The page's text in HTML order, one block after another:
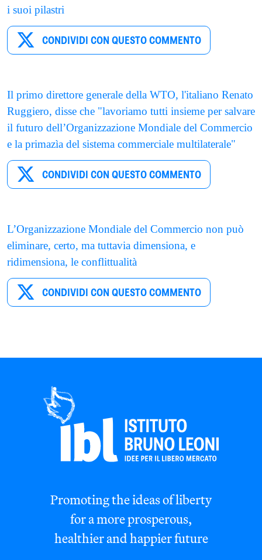
i suoi pilastri
CONDIVIDI CON QUESTO COMMENTO
Il primo direttore generale della WTO, l'italiano Renato
Ruggiero, disse che "lavoriamo tutti insieme per salvare
il futuro dell’Organizzazione Mondiale del Commercio
e la primazìa del sistema commerciale multilaterale"
CONDIVIDI CON QUESTO COMMENTO
L’Organizzazione Mondiale del Commercio non può
eliminare, certo, ma tuttavia dimensiona, e
ridimensiona, le conflittualità
CONDIVIDI CON QUESTO COMMENTO
Promoting the ideas of liberty
for a more prosperous,
healthier and happier future